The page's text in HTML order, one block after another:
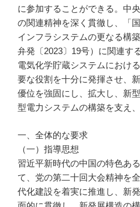
に参加することができる。中
の関連精神を深く貫徹し、「
インフラシステムの更なる構
弁発〔2023〕19号）に関連す
電気化学貯蔵システムにおけ
要な役割を十分に発揮させ、
優位を強固にし、拡大し、新
型電力システムの構築を支え
一、全体的な要求
（一）指導思想
習近平新時代の中国の特色あ
て、党の第二十回大会精神を
代化建設を着実に推進し、新